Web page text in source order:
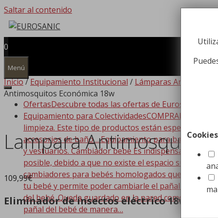
Saltar al contenido
0
Menú
OfertasDescubre todas las ofertas de Eurosanic!!!
Equipamiento para ColectividadesCOMPRAR
limpieza. Este tipo de productos están
accesorios de baño… Equipamiento para baño
y vestuarios. Cambiador bebe Es indispensable que
posible, debido a que no existe el espacio suficiente
cambiadores para bebés homologados que se
tu bebé y permite poder cambiarle el pañal de
del bebé. Queda guardado en la pared como si de
pañal del bebé de manera…
Inicio/Equipamiento Institucional / Lámparas
Antimosquitos Económica 18w
Lampara Antimosquitos
109,99€
Eliminador de insectos eléctrico 18w
Cookies